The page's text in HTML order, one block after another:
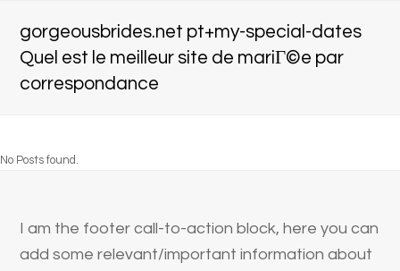
gorgeousbrides.net pt+my-special-dates
Quel est le meilleur site de mariГ©e par
correspondance
No Posts found.
I am the footer call-to-action block, here you can
add some relevant/important information about